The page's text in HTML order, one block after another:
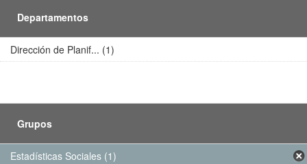
Departamentos
Dirección de Planif... (1)
Grupos
Estadísticas Sociales (1)